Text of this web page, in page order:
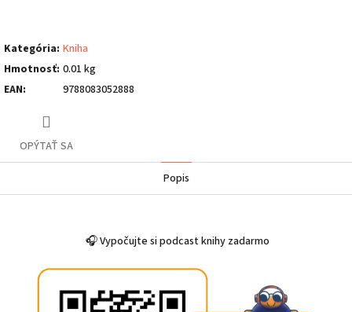
Kategória: Kniha
Hmotnosť: 0.01 kg
EAN: 9788083052888
OPÝTAŤ SA
Popis
🎧 Vypočujte si podcast knihy zadarmo